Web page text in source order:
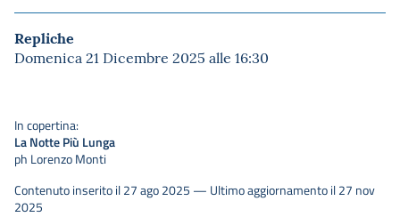
Repliche
Domenica 21 Dicembre 2025 alle 16:30
In copertina:
La Notte Più Lunga
ph Lorenzo Monti
Contenuto inserito il 27 ago 2025 — Ultimo aggiornamento il 27 nov
2025